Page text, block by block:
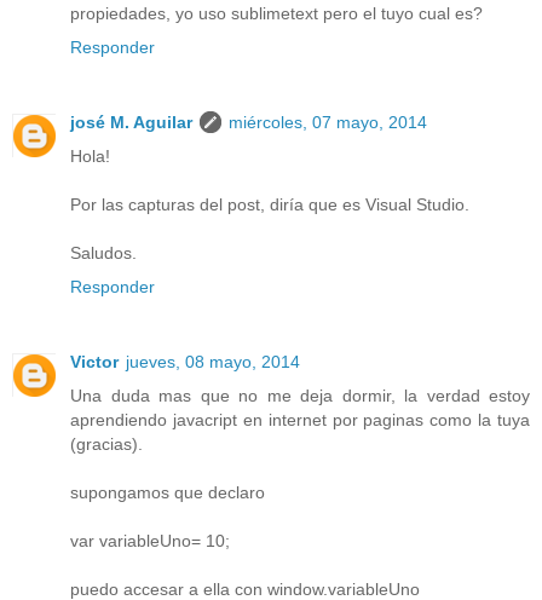
propiedades, yo uso sublimetext pero el tuyo cual es?
Responder
josé M. Aguilar
miércoles, 07 mayo, 2014
Hola!
Por las capturas del post, diría que es Visual Studio.
Saludos.
Responder
Victor jueves, 08 mayo, 2014
Una duda mas que no me deja dormir, la verdad estoy
aprendiendo javacript en internet por paginas como la tuya
(gracias).
supongamos que declaro
var variableUno= 10;
puedo accesar a ella con window.variableUno